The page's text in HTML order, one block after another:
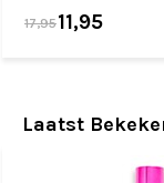
17,9511,95
Laatst